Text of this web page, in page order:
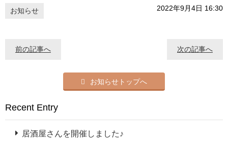
お知らせ 2022年9月4日 16:30
前の記事へ 次の記事へ
お知らせトップへ
Recent Entry
居酒屋さんを開催しました♪